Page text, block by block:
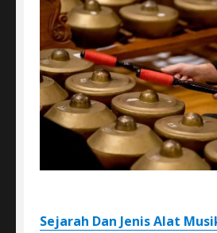
Sejarah Dan Jenis Alat